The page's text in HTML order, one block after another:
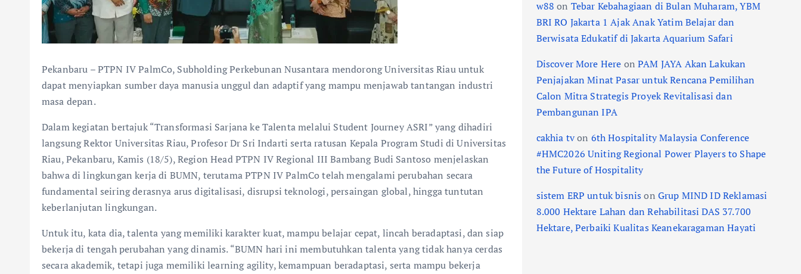
Pekanbaru – PTPN IV PalmCo, Subholding Perkebunan Nusantara mendorong Universitas Riau untuk
dapat menyiapkan sumber daya manusia unggul dan adaptif yang mampu menjawab tantangan industri
masa depan.
Dalam kegiatan bertajuk “Transformasi Sarjana ke Talenta melalui Student Journey ASRI” yang dihadiri
langsung Rektor Universitas Riau, Profesor Dr Sri Indarti serta ratusan Kepala Program Studi di Universitas
Riau, Pekanbaru, Kamis (18/5), Region Head PTPN IV Regional III Bambang Budi Santoso menjelaskan
bahwa di lingkungan kerja di BUMN, terutama PTPN IV PalmCo telah mengalami perubahan secara
fundamental seiring derasnya arus digitalisasi, disrupsi teknologi, persaingan global, hingga tuntutan
keberlanjutan lingkungan.
Untuk itu, kata dia, talenta yang memiliki karakter kuat, mampu belajar cepat, lincah beradaptasi, dan siap
bekerja di tengah perubahan yang dinamis. “BUMN hari ini membutuhkan talenta yang tidak hanya cerdas
secara akademik, tetapi juga memiliki learning agility, kemampuan beradaptasi, serta mampu bekerja
w88 on Tebar Kebahagiaan di Bulan Muharam, YBM
BRI RO Jakarta 1 Ajak Anak Yatim Belajar dan
Berwisata Edukatif di Jakarta Aquarium Safari
Discover More Here onPAM JAYA Akan Lakukan
Penjajakan Minat Pasar untuk Rencana Pemilihan
Calon Mitra Strategis Proyek Revitalisasi dan
Pembangunan IPA
cakhia tvon 6th Hospitality Malaysia Conference
#HMC2026 Uniting Regional Power Players to Shape
the Future of Hospitality
sistem ERP untuk bisnison Grup MIND ID Reklamasi
8.000 Hektare Lahan dan Rehabilitasi DAS 37.700
Hektare, Perbaiki Kualitas Keanekaragaman Hayati